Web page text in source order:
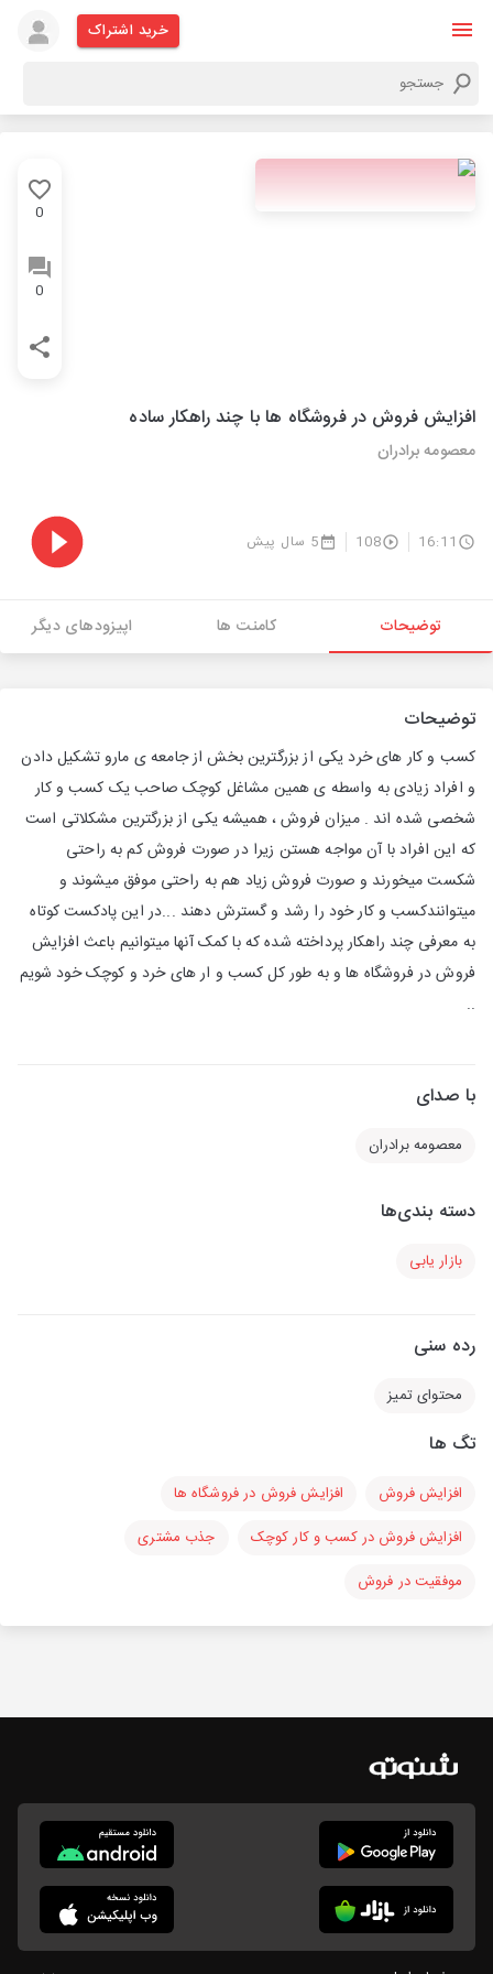
خرید اشتراک
0
0
افزایش فروش در فروشگاه ها با چند راهکار ساده
معصومه برادران
16:11
108 5 سال پیش
توضیحات کامنت ها اپیزودهای دیگر
توضیحات
کسب و کار های خرد یکی از بزرگترین بخش از جامعه ی مارو تشکیل دادن
و افراد زیادی به واسطه ی همین مشاغل کوچک صاحب یک کسب و کار
شخصی شده اند . میزان فروش ، همیشه یکی از بزرگترین مشکلاتی است
که این افراد با آن مواجه هستن زیرا در صورت فروش کم به راحتی
شکست میخورند و صورت فروش زیاد هم به راحتی موفق میشوند و
میتوانندکسب و کار خود را رشد و گسترش دهند ...در این پادکست کوتاه
به معرفی چند راهکار پرداخته شده که با کمک آنها میتوانیم باعث افزایش
فروش در فروشگاه ها و به طور کل کسب و ار های خرد و کوچک خود شویم
..
با صدای
معصومه برادران
دسته بندی‌ها
بازار یابی
رده سنی
محتوای تمیز
تگ ها
افزایش فروش
افزایش فروش در فروشگاه ها
افزایش فروش در کسب و کار کوچک
جذب مشتری
موفقیت در فروش